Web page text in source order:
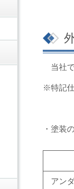
当社
※特記
・塗装
アン